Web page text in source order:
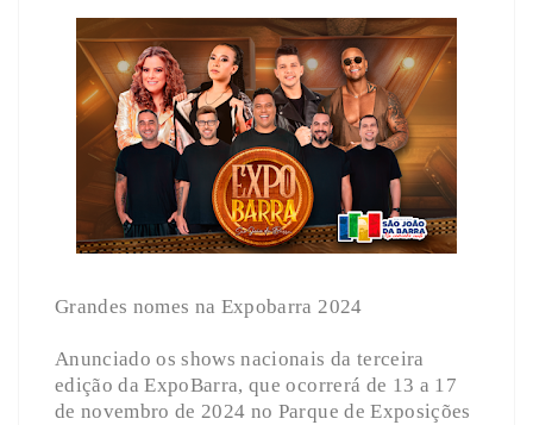
Grandes nomes na Expobarra 2024
Anunciado os shows nacionais da terceira
edição da ExpoBarra, que ocorrerá de 13 a 17
de novembro de 2024 no Parque de Exposições